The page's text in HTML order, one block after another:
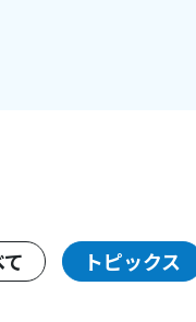
トピックス